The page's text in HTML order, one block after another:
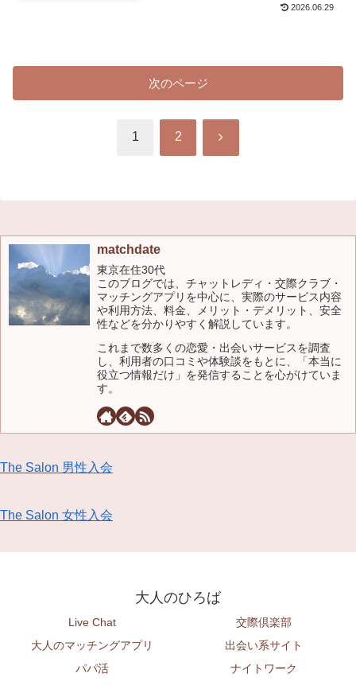
2026.06.29
次のページ
1 2 次
matchdate
東京在住30代
このブログでは、チャットレディ・交際クラブ・
マッチングアプリを中心に、実際のサービス内容
や利用方法、料金、メリット・デメリット、安全
性などを分かりやすく解説しています。
これまで数多くの恋愛・出会いサービスを調査
し、利用者の口コミや体験談をもとに、「本当に
役立つ情報だけ」を発信することを心がけていま
す。
The Salon 男性入会
The Salon 女性入会
大人のひろば
Live Chat
交際倶楽部
大人のマッチングアプリ
出会い系サイト
パパ活
ナイトワーク